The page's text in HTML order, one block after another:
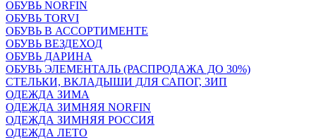
ОБУВЬ NORFIN
ОБУВЬ TORVI
ОБУВЬ В АССОРТИМЕНТЕ
ОБУВЬ ВЕЗДЕХОД
ОБУВЬ ДАРИНА
ОБУВЬ ЭЛЕМЕНТАЛЬ (РАСПРОДАЖА ДО 30%)
СТЕЛЬКИ, ВКЛАДЫШИ ДЛЯ САПОГ, ЗИП
ОДЕЖДА ЗИМА
ОДЕЖДА ЗИМНЯЯ NORFIN
ОДЕЖДА ЗИМНЯЯ РОССИЯ
ОДЕЖДА ЛЕТО